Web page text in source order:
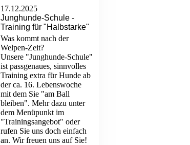
17.12.2025
Junghunde-Schule -
Training für "Halbstarke"
Was kommt nach der
Welpen-Zeit?
Unsere "Junghunde-Schule"
ist passgenaues, sinnvolles
Training extra für Hunde ab
der ca. 16. Lebenswoche
mit dem Sie "am Ball
bleiben". Mehr dazu unter
dem Menüpunkt im
"Trainingsangebot" oder
rufen Sie uns doch einfach
an. Wir freuen uns auf Sie!